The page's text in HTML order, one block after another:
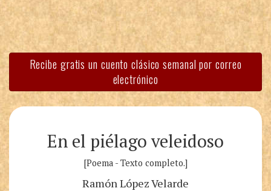
Recibe gratis un cuento clásico semanal por correo
electrónico
En el piélago veleidoso
[Poema - Texto completo.]
Ramón López Velarde